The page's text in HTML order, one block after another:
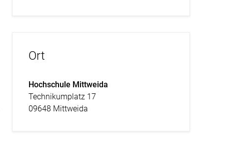
Ort
Hochschule Mittweida
Technikumplatz 17
09648 Mittweida